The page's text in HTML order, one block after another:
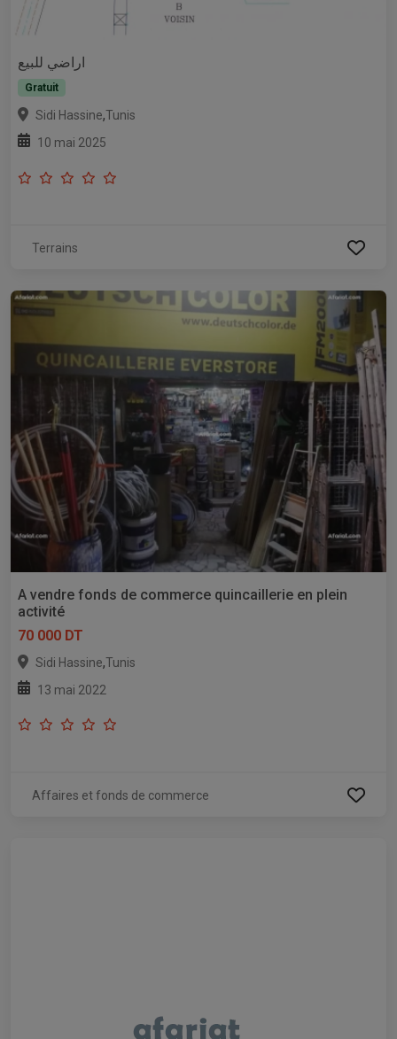
اراضي للبيع
Gratuit
Sidi Hassine,Tunis
10 mai 2025
Terrains
A vendre fonds de commerce quincaillerie en plein
activité
70 000 DT
Sidi Hassine,Tunis
13 mai 2022
Affaires et fonds de commerce